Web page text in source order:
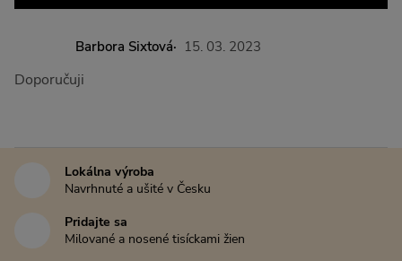
Barbora Sixtová 15. 03. 2023
Doporučuji
Lokálna výroba
Navrhnuté a ušité v Česku
Pridajte sa
Milované a nosené tisíckami žien